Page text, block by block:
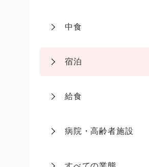
中食
宿泊
給食
病院・高齢者施設